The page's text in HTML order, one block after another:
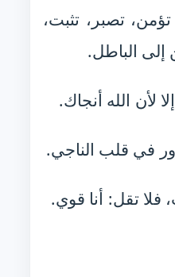
تصبر، تثبت،
إلى الباطل.
لأن الله أنجاك.
في قلب الناجي.
فلا تقل: أنا قوي.